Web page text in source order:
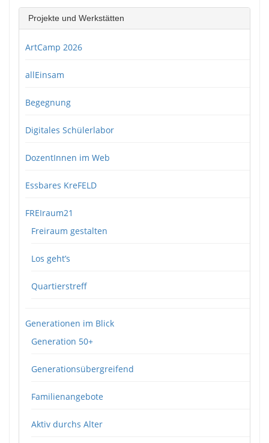
Projekte und Werkstätten
ArtCamp 2026
allEinsam
Begegnung
Digitales Schülerlabor
DozentInnen im Web
Essbares KreFELD
FREIraum21
Freiraum gestalten
Los geht’s
Quartierstreff
Generationen im Blick
Generation 50+
Generationsübergreifend
Familienangebote
Aktiv durchs Alter